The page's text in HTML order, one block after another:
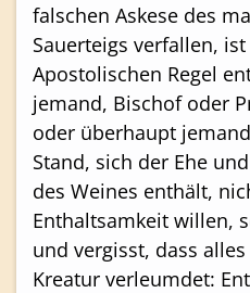
falschen Askese des
Sauerteigs verfallen,
Apostolischen Regel
jemand, Bischof oder
oder überhaupt
Stand, sich der Ehe
des Weines enthält,
Enthaltsamkeit willen,
und vergisst, dass
Kreatur verleumdet: